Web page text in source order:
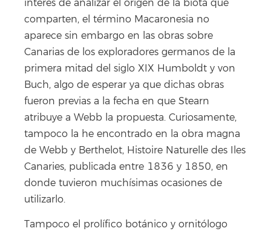
interés de analizar el origen de la biota que
comparten, el término Macaronesia no
aparece sin embargo en las obras sobre
Canarias de los exploradores germanos de la
primera mitad del siglo XIX Humboldt y von
Buch, algo de esperar ya que dichas obras
fueron previas a la fecha en que Stearn
atribuye a Webb la propuesta. Curiosamente,
tampoco la he encontrado en la obra magna
de Webb y Berthelot, Histoire Naturelle des Iles
Canaries, publicada entre 1836 y 1850, en
donde tuvieron muchísimas ocasiones de
utilizarlo.
Tampoco el prolífico botánico y ornitólogo